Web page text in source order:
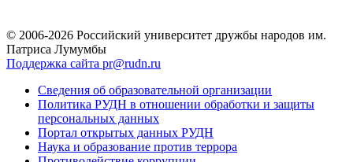
© 2006-2026 Российский университет дружбы народов им.
Патриса Лумумбы
Поддержка сайта pr@rudn.ru
Сведения об образовательной организации
Политика РУДН в отношении обработки и защиты
персональных данных
Портал открытых данных РУДН
Наука и образование против террора